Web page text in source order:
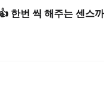
한번 씩 해주는 센스까